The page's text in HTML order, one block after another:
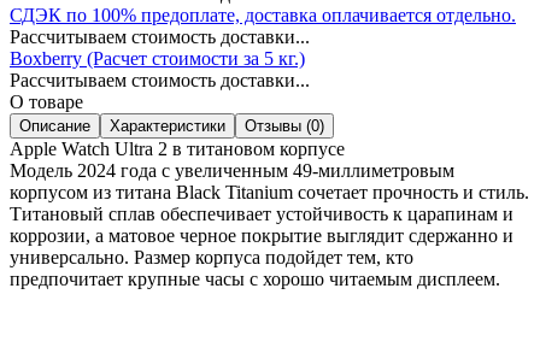
СДЭК по 100% предоплате, доставка оплачивается отдельно.
Рассчитываем стоимость доставки...
Boxberry (Расчет стоимости за 5 кг.)
Рассчитываем стоимость доставки...
О товаре
Описание Характеристики Отзывы (0)
Apple Watch Ultra 2 в титановом корпусе
Модель 2024 года с увеличенным 49-миллиметровым
корпусом из титана Black Titanium сочетает прочность и стиль.
Титановый сплав обеспечивает устойчивость к царапинам и
коррозии, а матовое черное покрытие выглядит сдержанно и
универсально. Размер корпуса подойдет тем, кто
предпочитает крупные часы с хорошо читаемым дисплеем.